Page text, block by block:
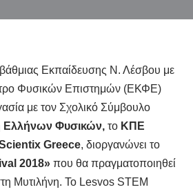
Εκπαίδευσης Ν. Λέσβου με
Φυσικών Επιστημών (ΕΚΦΕ)
με τον Σχολικό Σύμβουλο
Φυσικών, το ΚΠΕ
Greece, διοργανώνει το
2018» που θα πραγματοποιηθεί
Μυτιλήνη. Το Lesvos STEM